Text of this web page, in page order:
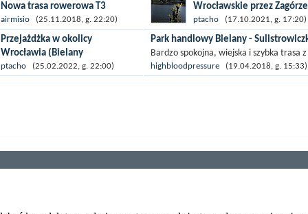
Nowa trasa rowerowa T3
Gmina Kobierzyce zrobiła dużą
przysługę wrocławskim
rowerzystom. Wiele atrakcyjnych
celów rowerowych znajduje się w
niewielkiej odległości od...
airmisio (25.11.2018, g. 22:20)
Wrocławskie przez Zagórze
Śląskie i Mietków
Zazwyczaj unikam tras po
drogach wokół Wrocławia.
jakieś górki, ciekawe widoki....
jak już miałem okazję...
ptacho (17.10.2021, g. 17:20)
Przejażdżka w okolicy
Wrocławia (Bielany
Wrocławskie - Kąty
tu...
ptacho (25.02.2022, g. 22:00)
Park handlowy Bielany -
Bardzo spokojna, wiejska i szybka trasa z
Wrocławia do Sulistrowiczek pod Ślężą. W
highbloodpressure (19.04.2018, g. 15:33)